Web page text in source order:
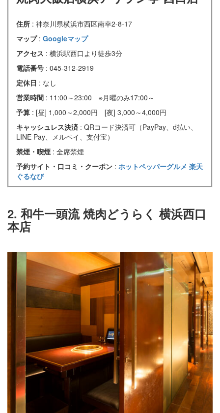
住所 : 神奈川県横浜市西区南幸2-8-17
マップ : Googleマップ
アクセス : 横浜駅西口より徒歩3分
電話番号 : 045-312-2919
定休日 : なし
営業時間 : 11:00～23:00 ※月曜のみ17:00～
予算 : [昼] 1,000～2,000円 [夜] 3,000～4,000円
キャッシュレス決済 : QRコード決済可（PayPay、d払い、
LINE Pay、メルペイ、支付宝）
禁煙・喫煙 : 全席禁煙
予約サイト・口コミ・クーポン : ホットペッパーグルメ 楽天
ぐるなび
2. 和牛一頭流 焼肉どうらく 横浜西口
本店